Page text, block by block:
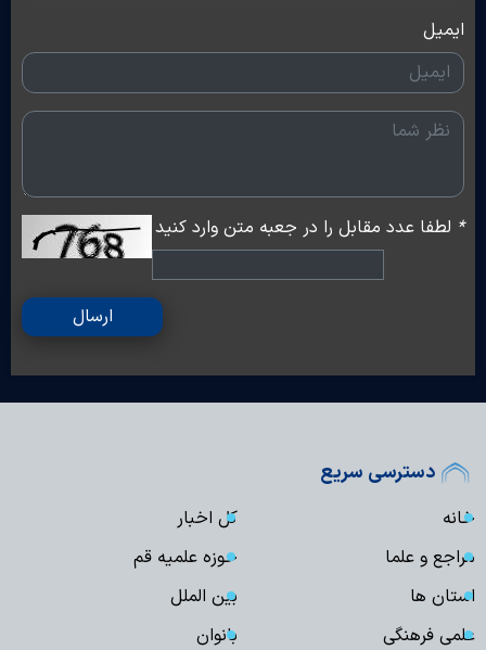
ایمیل
* لطفا عدد مقابل را در جعبه متن وارد کنید
ارسال
دسترسی سریع
خانه
کل اخبار
مراجع و علما
حوزه علمیه قم
استان ها
بین الملل
علمی فرهنگی
بانوان